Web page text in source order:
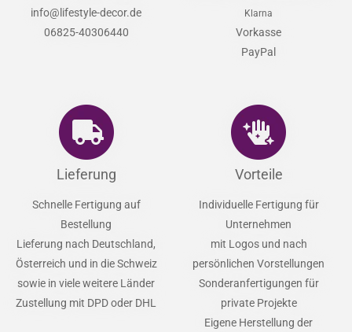
info@lifestyle-decor.de
06825-40306440
Klarna
Vorkasse
PayPal
Lieferung
Schnelle Fertigung auf
Bestellung
Lieferung nach Deutschland,
Österreich und in die Schweiz
sowie in viele weitere Länder
Zustellung mit DPD oder DHL
Vorteile
Individuelle Fertigung für
Unternehmen
mit Logos und nach
persönlichen Vorstellungen
Sonderanfertigungen für
private Projekte
Eigene Herstellung der